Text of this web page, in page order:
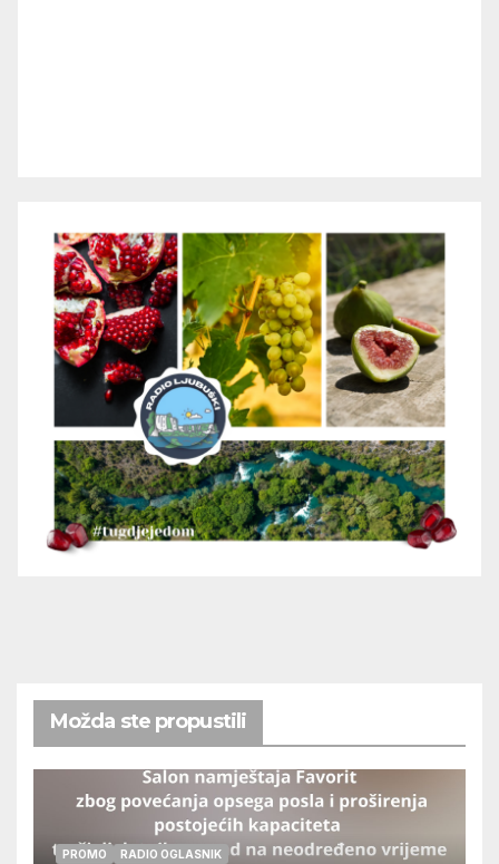
Možda ste propustili
PROMO RADIO OGLASNIK